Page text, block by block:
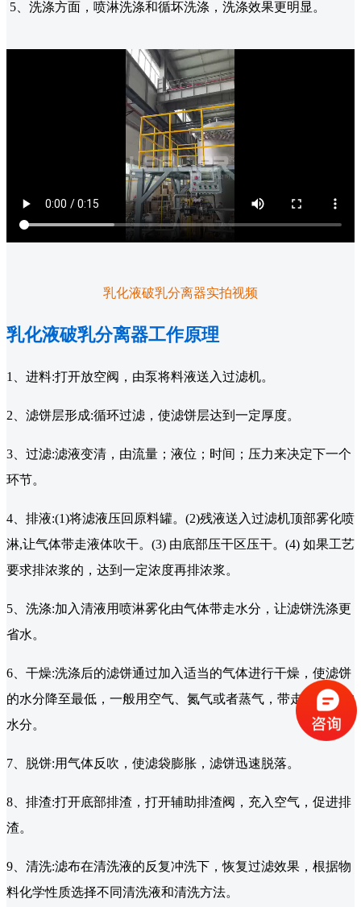
5、洗涤方面，喷淋洗涤和循坏洗涤，洗涤效果更明显。
乳化液破乳分离器实拍视频
乳化液破乳分离器工作原理
1、进料:打开放空阀，由泵将料液送入过滤机。
2、滤饼层形成:循环过滤，使滤饼层达到一定厚度。
3、过滤:滤液变清，由流量；液位；时间；压力来决定下一个
环节。
4、排液:(1)将滤液压回原料罐。(2)残液送入过滤机顶部雾化喷
淋,让气体带走液体吹干。(3) 由底部压干区压干。(4) 如果工艺
要求排浓浆的，达到一定浓度再排浓浆。
5、洗涤:加入清液用喷淋雾化由气体带走水分，让滤饼洗涤更
省水。
6、干燥:洗涤后的滤饼通过加入适当的气体进行干燥，使滤饼
的水分降至最低，一般用空气、氮气或者蒸气，带走滤饼中的
水分。
7、脱饼:用气体反吹，使滤袋膨胀，滤饼迅速脱落。
8、排渣:打开底部排渣，打开辅助排渣阀，充入空气，促进排
渣。
9、清洗:滤布在清洗液的反复冲洗下，恢复过滤效果，根据物
料化学性质选择不同清洗液和清洗方法。